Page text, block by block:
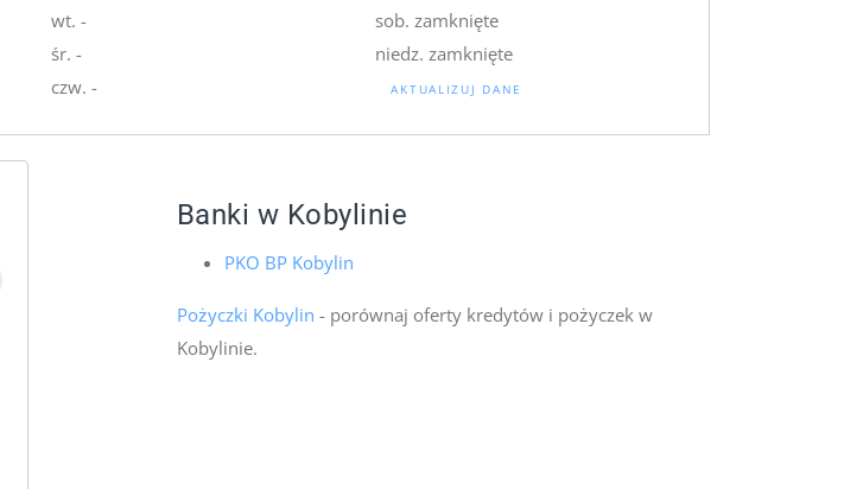
wt. -
śr. -
czw. -
sob. zamknięte
niedz. zamknięte
AKTUALIZUJ DANE
Banki w Kobylinie
PKO BP Kobylin
Pożyczki Kobylin - porównaj oferty kredytów i pożyczek w
Kobylinie.